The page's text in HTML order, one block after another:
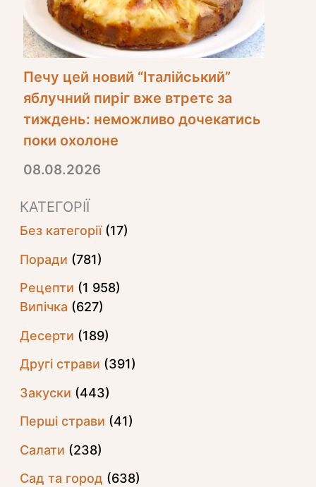
Печу цей новий “Італійський”
яблучний пиріг вже втретє за
тиждень: неможливо дочекатись
поки охолоне
08.08.2026
КАТЕГОРІЇ
Без категорії(17)
Поради (781)
Рецепти (1 958)
Випічка (627)
Десерти (189)
Другі страви (391)
Закуски (443)
Перші страви (41)
Салати (238)
Сад та город (638)